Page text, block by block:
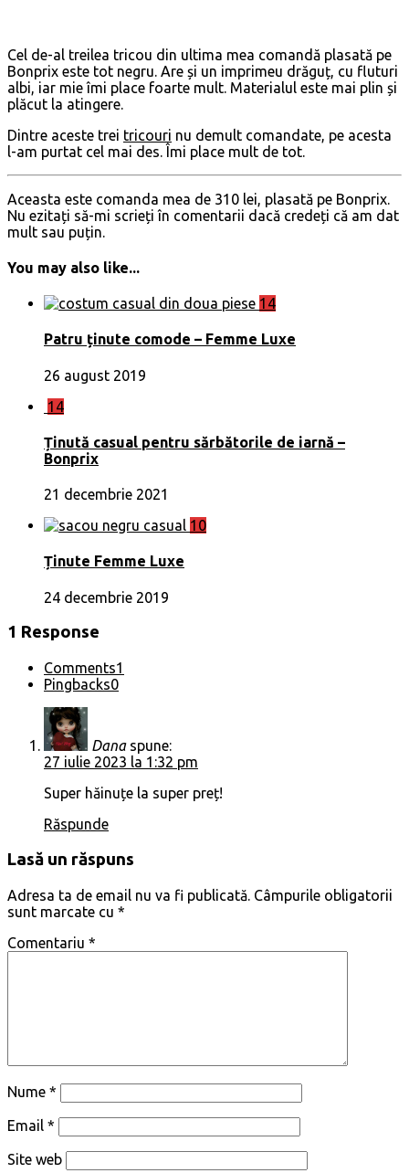
Cel de-al treilea tricou din ultima mea comandă plasată pe
Bonprix este tot negru. Are și un imprimeu drăguț, cu fluturi
albi, iar mie îmi place foarte mult. Materialul este mai plin și
plăcut la atingere.
Dintre aceste trei tricouri nu demult comandate, pe acesta
l-am purtat cel mai des. Îmi place mult de tot.
Aceasta este comanda mea de 310 lei, plasată pe Bonprix.
Nu ezitați să-mi scrieți în comentarii dacă credeți că am dat
mult sau puțin.
You may also like...
14
Patru ținute comode – Femme Luxe
26 august 2019
14
Ținută casual pentru sărbătorile de iarnă –
Bonprix
21 decembrie 2021
10
Ținute Femme Luxe
24 decembrie 2019
1 Response
Comments1
Pingbacks0
Dana spune:
27 iulie 2023 la 1:32 pm
Super hăinuțe la super preț!
Răspunde
Lasă un răspuns
Adresa ta de email nu va fi publicată. Câmpurile obligatorii
sunt marcate cu *
Comentariu *
Nume *
Email *
Site web